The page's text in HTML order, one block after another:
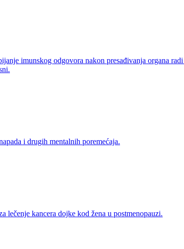
imunskog odgovora nakon presađivanja organa
i drugih mentalnih poremećaja.
lečenje kancera dojke kod žena u postmenopauzi.